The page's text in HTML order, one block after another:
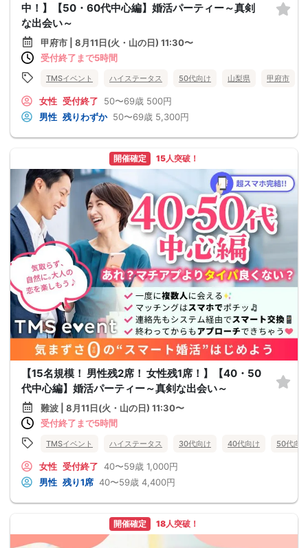
中！】【50・60代中心編】婚活パーティー～真剣
な出会い～
甲府市 | 8月11日(火・山の日) 11:30〜
受付終了まで5時間
TMSイベント ハイステータス 50代向け 山梨県 甲府市
女性 受付終了 50〜69歳 500円
男性 残りわずか 50〜69歳 5,300円
開催確定 15人突破！
【15名規模！ 男性残2席！ 女性残1席！】【40・50
代中心編】婚活パーティー～真剣な出会い～
難波 | 8月11日(火・山の日) 11:30〜
受付終了まで5時間
TMSイベント ハイステータス 30代向け 40代向け 50代向け
女性 受付終了 40〜59歳 1,000円
男性 残り1席 40〜59歳 4,400円
開催確定 18人突破！